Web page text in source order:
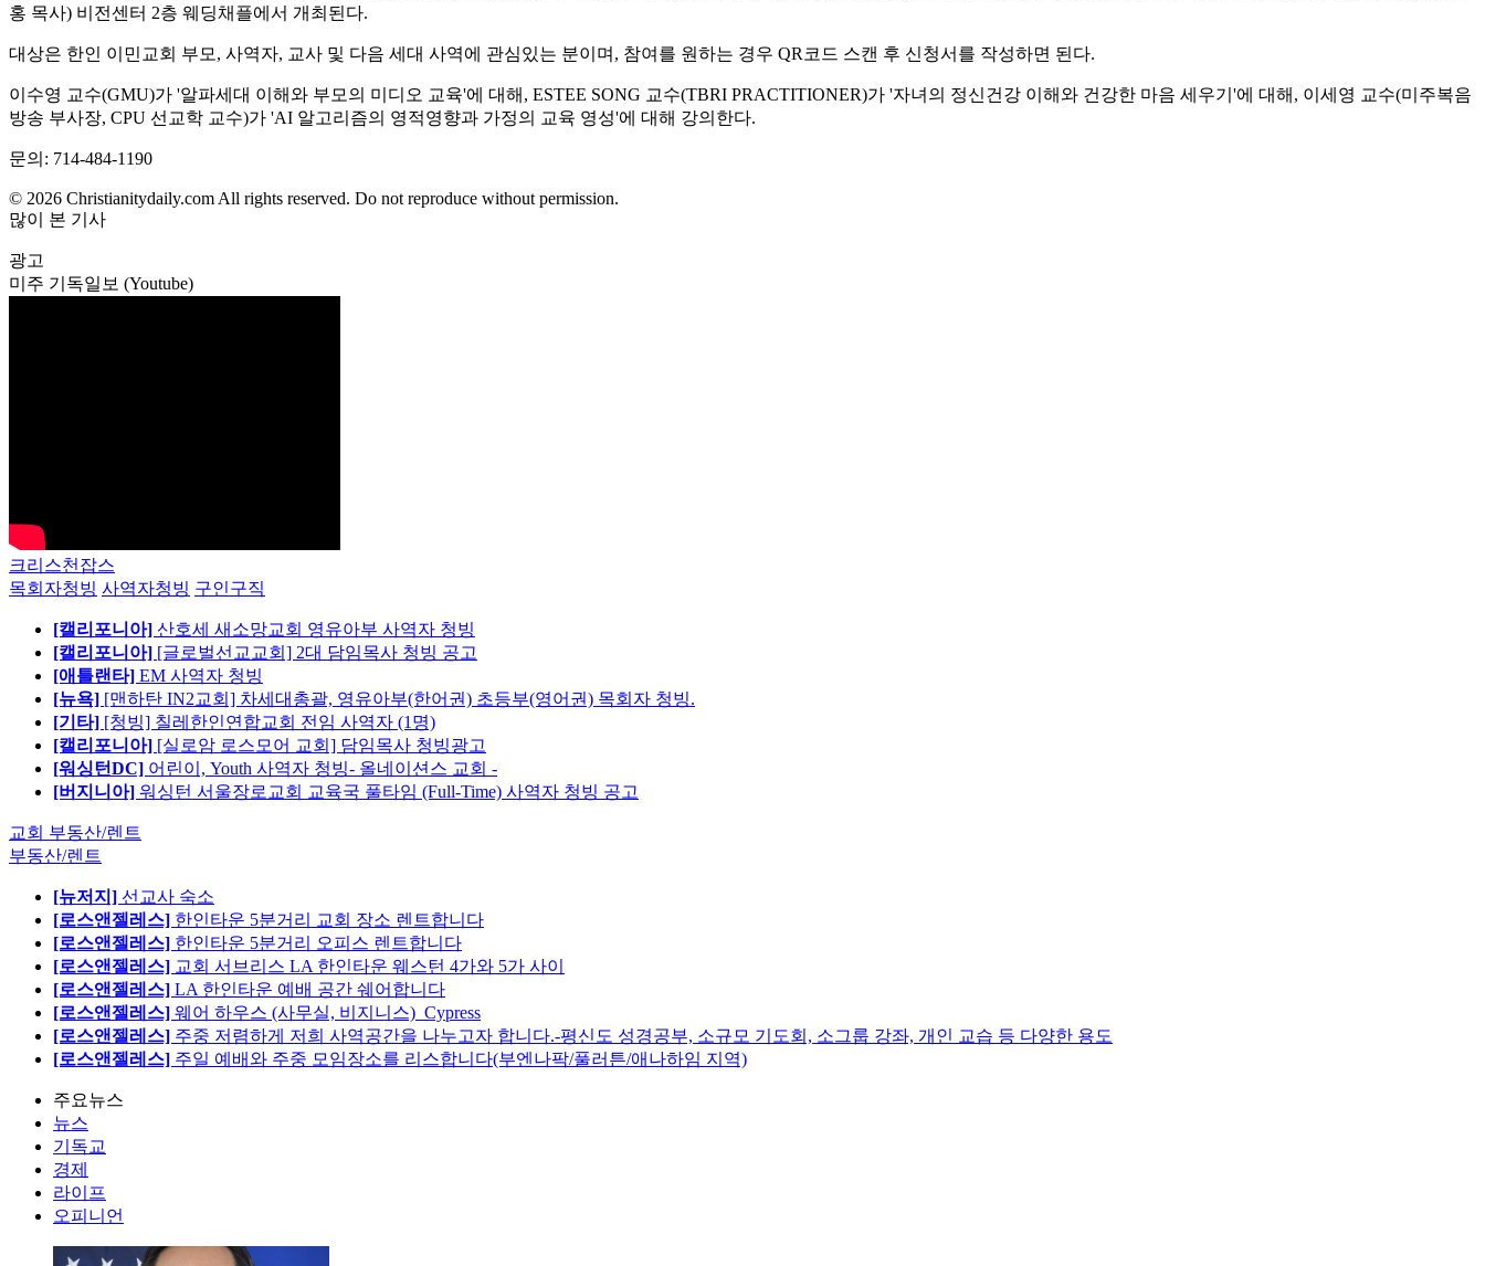
홍 목사) 비전센터 2층 웨딩채플에서 개최된다.
대상은 한인 이민교회 부모, 사역자, 교사 및 다음 세대 사역에 관심있는 분이며, 참여를 원하는 경우 QR코드 스캔 후 신청서를 작성하면 된다.
이수영 교수(GMU)가 '알파세대 이해와 부모의 미디오 교육'에 대해, ESTEE SONG 교수(TBRI PRACTITIONER)가 '자녀의 정신건강 이해와 건강한 마음 세우기'에 대해, 이세영 교수(미주복음
방송 부사장, CPU 선교학 교수)가 'AI 알고리즘의 영적영향과 가정의 교육 영성'에 대해 강의한다.
문의: 714-484-1190
© 2026 Christianitydaily.com All rights reserved. Do not reproduce without permission.
많이 본 기사
광고
미주 기독일보 (Youtube)
크리스천잡스
목회자청빙 사역자청빙 구인구직
[캘리포니아] 산호세 새소망교회 영유아부 사역자 청빙
[캘리포니아] [글로벌선교교회] 2대 담임목사 청빙 공고
[애틀랜타] EM 사역자 청빙
[뉴욕] [맨하탄 IN2교회] 차세대총괄, 영유아부(한어권) 초등부(영어권) 목회자 청빙.
[기타] [청빙] 칠레한인연합교회 전임 사역자 (1명)
[캘리포니아] [실로암 로스모어 교회] 담임목사 청빙광고
[워싱턴DC] 어린이, Youth 사역자 청빙- 올네이션스 교회 -
[버지니아] 워싱턴 서울장로교회 교육국 풀타임 (Full-Time) 사역자 청빙 공고
교회 부동산/렌트
부동산/렌트
[뉴저지] 선교사 숙소
[로스앤젤레스] 한인타운 5분거리 교회 장소 렌트합니다
[로스앤젤레스] 한인타운 5분거리 오피스 렌트합니다
[로스앤젤레스] 교회 서브리스 LA 한인타운 웨스턴 4가와 5가 사이
[로스앤젤레스] LA 한인타운 예배 공간 쉐어합니다
[로스앤젤레스] 웨어 하우스 (사무실, 비지니스)_Cypress
[로스앤젤레스] 주중 저렴하게 저희 사역공간을 나누고자 합니다.-평신도 성경공부, 소규모 기도회, 소그룹 강좌, 개인 교습 등 다양한 용도
[로스앤젤레스] 주일 예배와 주중 모임장소를 리스합니다(부엔나팍/풀러튼/애나하임 지역)
주요뉴스
뉴스
기독교
경제
라이프
오피니언